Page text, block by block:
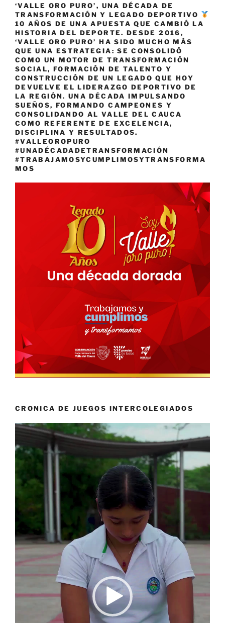
‘VALLE ORO PURO’, UNA DÉCADA DE
TRANSFORMACIÓN Y LEGADO DEPORTIVO
10 AÑOS DE UNA APUESTA QUE CAMBIÓ LA
HISTORIA DEL DEPORTE. DESDE 2016,
‘VALLE ORO PURO’ HA SIDO MUCHO MÁS
QUE UNA ESTRATEGIA: SE CONSOLIDÓ
COMO UN MOTOR DE TRANSFORMACIÓN
SOCIAL, FORMACIÓN DE TALENTO Y
CONSTRUCCIÓN DE UN LEGADO QUE HOY
DEVUELVE EL LIDERAZGO DEPORTIVO DE
LA REGIÓN. UNA DÉCADA IMPULSANDO
SUEÑOS, FORMANDO CAMPEONES Y
CONSOLIDANDO AL VALLE DEL CAUCA
COMO REFERENTE DE EXCELENCIA,
DISCIPLINA Y RESULTADOS.
#VALLEOROPURO
#UNADÉCADADETRANSFORMACIÓN
#TRABAJAMOSYCUMPLIMOSYTRANSFORMA
MOS
CRONICA DE JUEGOS INTERCOLEGIADOS
Reproductor
vídeo